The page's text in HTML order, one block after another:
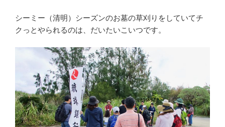
シーミー（清明）シーズンのお墓の草刈りをしていてチ
クっとやられるのは、だいたいこいつです。